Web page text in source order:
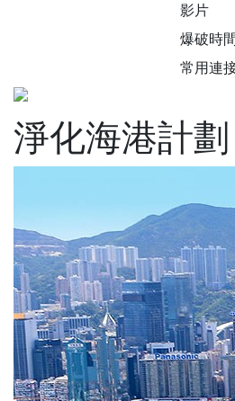
影片
爆破時
常用連
淨化海港計劃